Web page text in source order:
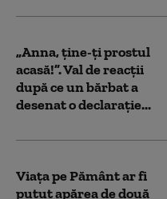
„Anna, ţine-ţi prostul
acasă!”. Val de reacții
după ce un bărbat a
desenat o declarație...
Viața pe Pământ ar fi
putut apărea de două